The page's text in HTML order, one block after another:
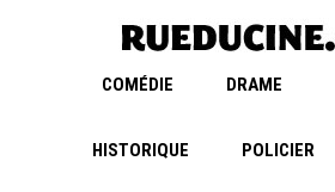
COMÉDIE DRAME
HISTORIQUE POLICIER